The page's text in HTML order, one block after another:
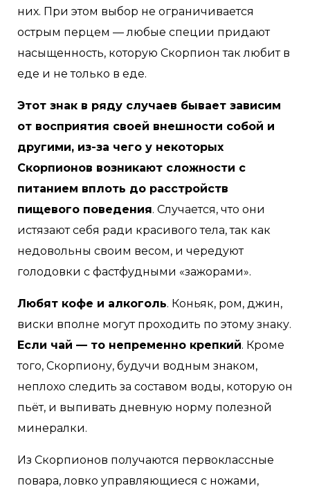
них. При этом выбор не ограничивается
острым перцем — любые специи придают
насыщенность, которую Скорпион так любит в
еде и не только в еде.
Этот знак в ряду случаев бывает зависим
от восприятия своей внешности собой и
другими, из-за чего у некоторых
Скорпионов возникают сложности с
питанием вплоть до расстройств
пищевого поведения. Случается, что они
истязают себя ради красивого тела, так как
недовольны своим весом, и чередуют
голодовки с фастфудными «зажорами».
Любят кофе и алкоголь. Коньяк, ром, джин,
виски вполне могут проходить по этому знаку.
Если чай — то непременно крепкий. Кроме
того, Скорпиону, будучи водным знаком,
неплохо следить за составом воды, которую он
пьёт, и выпивать дневную норму полезной
минералки.
Из Скорпионов получаются первоклассные
повара, ловко управляющиеся с ножами,